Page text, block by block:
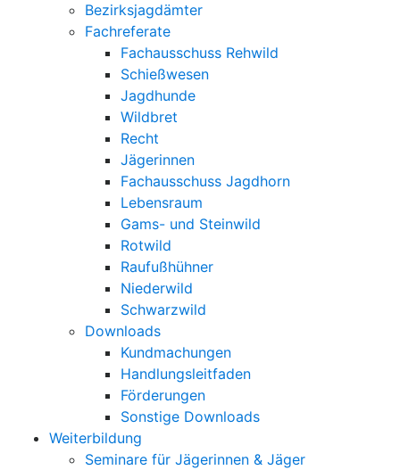
Bezirksjagdämter
Fachreferate
Fachausschuss Rehwild
Schießwesen
Jagdhunde
Wildbret
Recht
Jägerinnen
Fachausschuss Jagdhorn
Lebensraum
Gams- und Steinwild
Rotwild
Raufußhühner
Niederwild
Schwarzwild
Downloads
Kundmachungen
Handlungsleitfaden
Förderungen
Sonstige Downloads
Weiterbildung
Seminare für Jägerinnen & Jäger